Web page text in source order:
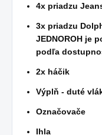
4x priadzu
3x priadzu
JEDNOROH je
podľa
2x háčik
Výplň - duté
Označovače
Ihla